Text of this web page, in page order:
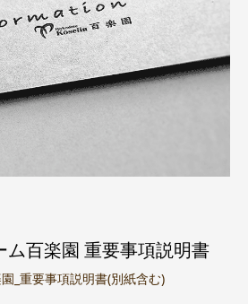
ム百楽園 重要事項説明書
_重要事項説明書(別紙含む)